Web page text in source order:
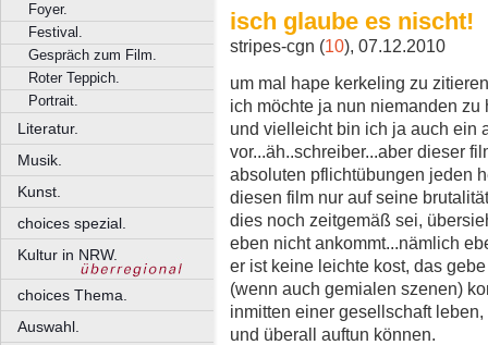
Foyer.
Festival.
Gespräch zum Film.
Roter Teppich.
Portrait.
Literatur.
Musik.
Kunst.
choices spezial.
Kultur in NRW.
choices Thema.
Auswahl.
isch glaube es nischt!
stripes-cgn (10), 07.12.2010
um mal hape kerkeling zu
ich möchte ja nun niemanden
und vielleicht bin ich ja auch ein
vor...äh..schreiber...aber dieser
absoluten pflichtübungen jeden
diesen film nur auf seine
dies noch zeitgemäß sei,
eben nicht ankommt...nämlich
er ist keine leichte kost, das
(wenn auch gemialen szenen)
inmitten einer gesellschaft
und überall auftun können.